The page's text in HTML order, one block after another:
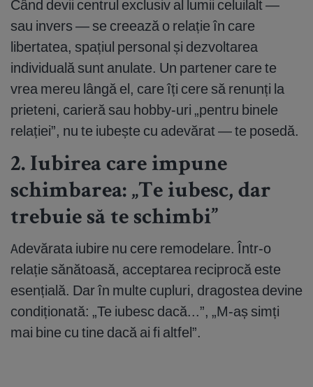
Când devii centrul exclusiv al lumii celuilalt —
sau invers — se creează o relație în care
libertatea, spațiul personal și dezvoltarea
individuală sunt anulate. Un partener care te
vrea mereu lângă el, care îți cere să renunți la
prieteni, carieră sau hobby-uri „pentru binele
relației”, nu te iubește cu adevărat — te posedă.
2. Iubirea care impune
schimbarea: „Te iubesc, dar
trebuie să te schimbi”
Adevărata iubire nu cere remodelare. Într-o
relație sănătoasă, acceptarea reciprocă este
esențială. Dar în multe cupluri, dragostea devine
condiționată: „Te iubesc dacă...”, „M-aș simți
mai bine cu tine dacă ai fi altfel”.